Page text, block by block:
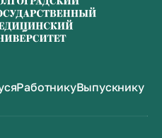
РаботникуВыпускнику